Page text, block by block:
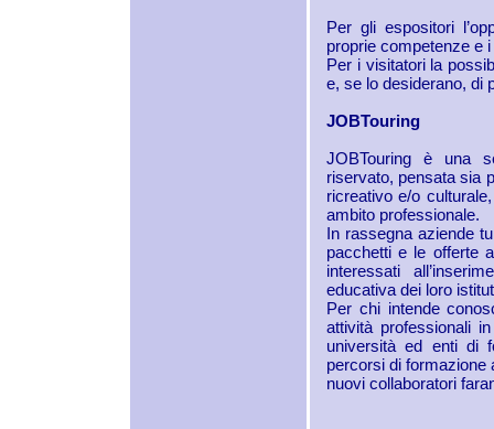
Per gli espositori
proprie competenze e
Per i visitatori la
e, se lo desiderano, di
JOBTouring
JOBTouring è una
riservato, pensata sia
ricreativo e/o
ambito professionale.
In rassegna aziende
pacchetti e le offerte
interessati
educativa dei loro
Per chi intende
attività professionali
università ed enti di
percorsi di formazione
nuovi collaboratori